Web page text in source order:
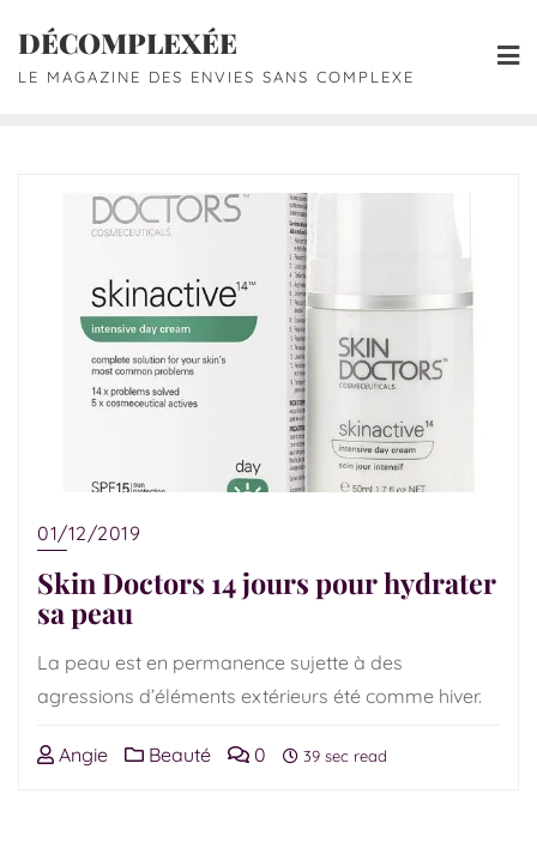
DÉCOMPLEXÉE
LE MAGAZINE DES ENVIES SANS COMPLEXE
01/12/2019
Skin Doctors 14 jours pour hydrater
sa peau
La peau est en permanence sujette à des
agressions d’éléments extérieurs été comme hiver.
Angie Beauté 0 39 sec read